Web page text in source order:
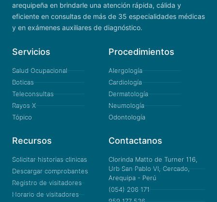
arequipeña en brindarle una atención rápida, cálida y
eficiente en consultas de más de 35 especialidades médicas
y en exámenes auxiliares de diagnóstico.
Servicios
Salud Ocupacional
Boticas
Teleconsultas
Rayos X
Tópico
Procedimientos
Alergología
Cardiología
Dermatología
Neumología
Odontología
Recursos
Solicitar historias clinicas
Descargar comprobantes
Registro de visitadores
Horario de visitadores
Contactanos
Clorinda Matto de Turner 116,
Urb San Pablo VI, Cercado,
Arequipa - Perú
(054) 206 171